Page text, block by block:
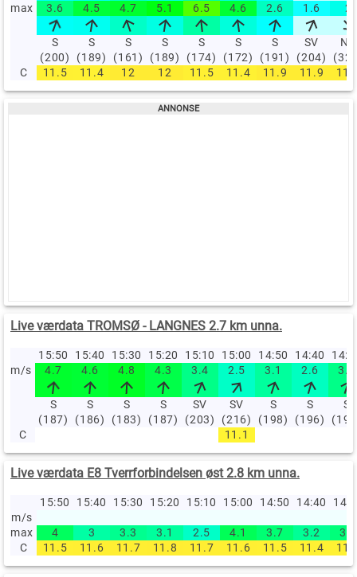
max
3.6 4.5 4.7 5.1 6.5 4.6 2.6 1.6 2
S
(200)
S
(189)
S
(161)
S
(189)
S
(174)
S
(172)
S
(191)
SV
(204)
NV
C
11.5 11.4 12 12 11.5 11.4 11.9 11.9
Live værdata TROMSØ - LANGNES 2.7 km unna.
15:50 15:40 15:30 15:20 15:10 15:00 14:50 14:40
m/s
4.7 4.6 4.8 4.3 3.4 2.5 3.1 2.6 3.4
S
(187)
S
(186)
S
(183)
S
(187)
SV
(203)
SV
(216)
S
(198)
S
(196)
S
C
11.1
Live værdata E8 Tverrforbindelsen øst 2.8 km unna.
15:50 15:40 15:30 15:20 15:10 15:00 14:50 14:40
m/s
max
4 3 3.3 3.1 2.5 4.1 3.7 3.2
3.6
C
11.5 11.6 11.7 11.8 11.7 11.6 11.5 11.4